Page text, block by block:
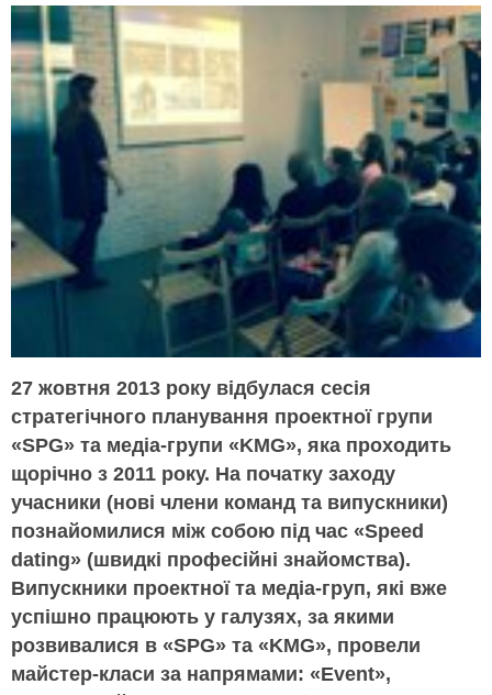
27 жовтня 2013 року відбулася сесія
стратегічного планування проектної групи
«SPG» та медіа-групи «KMG», яка проходить
щорічно з 2011 року. На початку заходу
учасники (нові члени команд та випускники)
познайомилися між собою під час «Speed
dating» (швидкі професійні знайомства).
Випускники проектної та медіа-груп, які вже
успішно працюють у галузях, за якими
розвивалися в «SPG» та «KMG», провели
майстер-класи за напрямами: «Event»,